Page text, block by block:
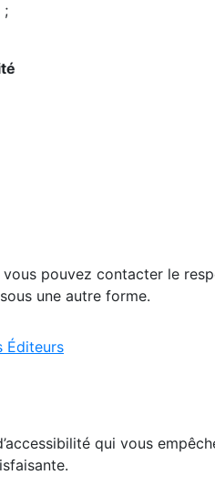
;
pouvez contacter le
une autre forme.
Éditeurs
qui vous